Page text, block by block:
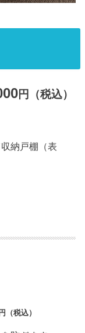
円（税込）
納戸棚（表
円（税込）